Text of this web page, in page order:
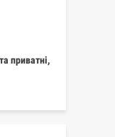
приватні,